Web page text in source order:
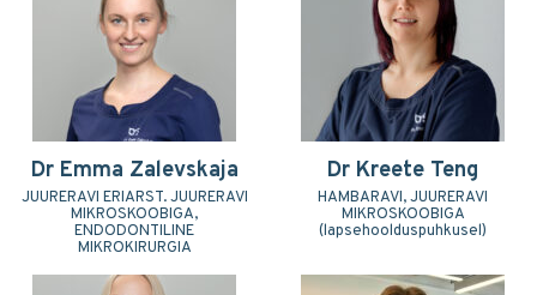
Dr Emma Zalevskaja
JUURERAVI ERIARST. JUURERAVI
MIKROSKOOBIGA,
ENDODONTILINE
MIKROKIRURGIA
Dr Kreete Teng
HAMBARAVI, JUURERAVI
MIKROSKOOBIGA
(lapsehoolduspuhkusel)